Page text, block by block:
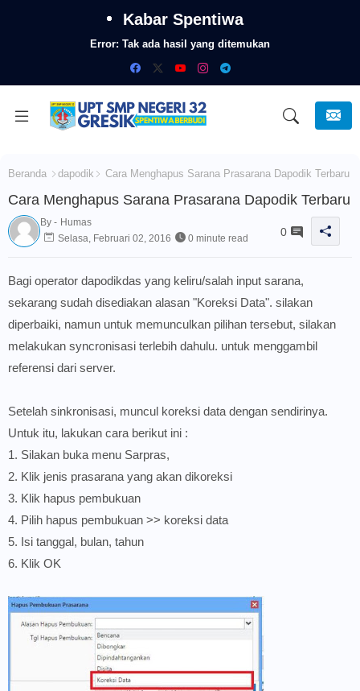
Kabar Spentiwa
Error: Tak ada hasil yang ditemukan
Beranda dapodik Cara Menghapus Sarana Prasarana Dapodik Terbaru
Cara Menghapus Sarana Prasarana Dapodik Terbaru
By - Humas
Selasa, Februari 02, 2016
0 minute read 0
Bagi operator dapodikdas yang keliru/salah input sarana,
sekarang sudah disediakan alasan "Koreksi Data". silakan
diperbaiki, namun untuk memunculkan pilihan tersebut, silakan
melakukan syncronisasi terlebih dahulu. untuk menggambil
referensi dari server.
Setelah sinkronisasi, muncul koreksi data dengan sendirinya.
Untuk itu, lakukan cara berikut ini :
1. Silakan buka menu Sarpras,
2. Klik jenis prasarana yang akan dikoreksi
3. Klik hapus pembukuan
4. Pilih hapus pembukuan >> koreksi data
5. Isi tanggal, bulan, tahun
6. Klik OK